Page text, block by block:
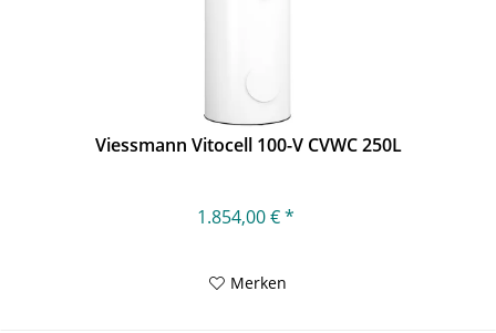
Viessmann Vitocell 100-V CVWC 250L
1.854,00 € *
Merken